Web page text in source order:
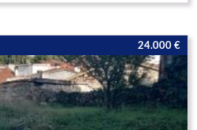
24.000 €